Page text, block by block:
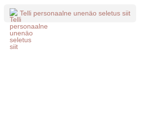
Telli personaalne unenäo seletus siit